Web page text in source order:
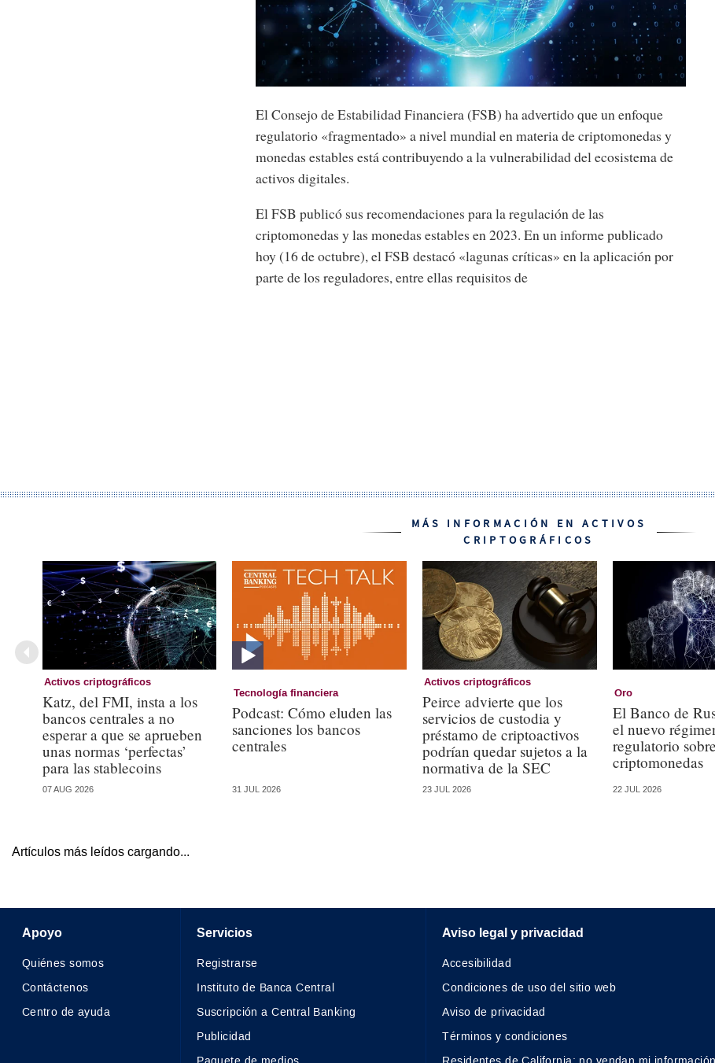
El Consejo de Estabilidad Financiera (FSB) ha advertido que un enfoque
regulatorio «fragmentado» a nivel mundial en materia de criptomonedas y
monedas estables está contribuyendo a la vulnerabilidad del ecosistema de
activos digitales.
El FSB publicó sus recomendaciones para la regulación de las
criptomonedas y las monedas estables en 2023. En un informe publicado
hoy (16 de octubre), el FSB destacó «lagunas críticas» en la aplicación por
parte de los reguladores, entre ellas requisitos de
MÁS INFORMACIÓN EN ACTIVOS
CRIPTOGRÁFICOS
Activos criptográficos
Katz, del FMI, insta a los
bancos centrales a no
esperar a que se aprueben
unas normas ‘perfectas’
para las stablecoins
07 AUG 2026
Tecnología financiera
Podcast: Cómo eluden las
sanciones los bancos
centrales
31 JUL 2026
Activos criptográficos
Peirce advierte que los
servicios de custodia y
préstamo de criptoactivos
podrían quedar sujetos a la
normativa de la SEC
23 JUL 2026
Oro
El Banco de
el nuevo
regulatorio
criptomonedas
22 JUL 2026
Artículos más leídos cargando...
Apoyo
Quiénes somos
Contáctenos
Centro de ayuda
Servicios
Registrarse
Instituto de Banca Central
Suscripción a Central Banking
Publicidad
Aviso legal y privacidad
Accesibilidad
Condiciones de uso del sitio web
Aviso de privacidad
Términos y condiciones